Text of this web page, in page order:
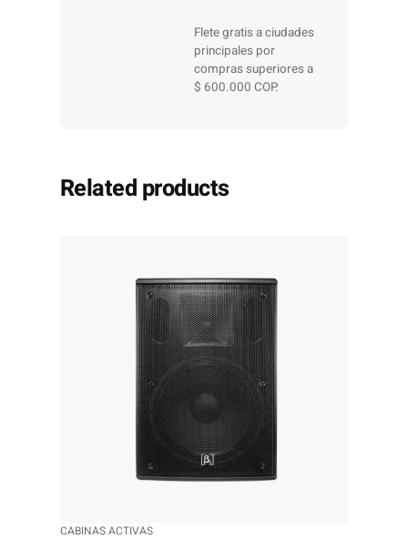
Flete gratis a ciudades
principales por
compras superiores a
$ 600.000 COP.
Related products
CABINAS ACTIVAS